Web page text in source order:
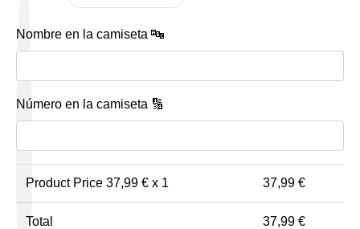
Nombre en la camiseta 🔤
Número en la camiseta 🔢
Product Price 37,99 € x 1 37,99 €
Total 37,99 €